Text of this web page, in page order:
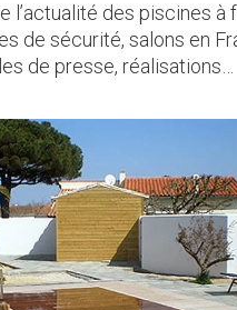
l’actualité des piscines à
de sécurité, salons en
de presse, réalisations…